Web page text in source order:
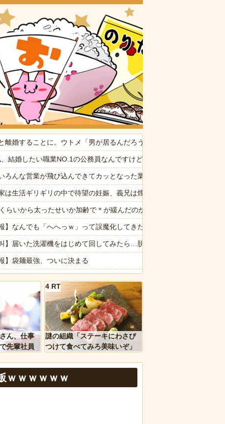
れ「病気だからって甘えるな！旦那様の為に家事をしろ！」夫が
い」
らスピーチ
ぎるwww
スの道路工事現場で発見
る日々に限界！「この時期は知育おもちゃが〜」と理想論を語り、
ｗｗ」 ほか
防総省職員数千人をウソ発見器にかける方針
ど盛りだくさん
離婚することに。ウトメ「男が居るんだろう、それで男に色々入れ
結婚したい職業NO.1の公務員なんですけど、嫁が子供連れて家出
ろんな営業が飛び込んできてカッとなった業者「うちで飼ってる犬
は生活ギリギリの中で待望の妊娠、義兄は煙草酒趣味を止めず家計
らいから太ったせいか加齢で＊が緩んだのかチョビッと漏れるように
報】なんでも「へへっｗ」って誤魔化してきたワイの末路がこちらｗｗ
叫】届いた洗濯機をはじめて回してみたら…脱水で踊り出したｗｗｗｗ
】袋麺最強、ついに決まる
サンマは少なく小さい 国の研究機関は「これまでになく厳しい年にな
← これ見たことある？野菜とかスーパーで買うじゃん
】セブンイレブン、ついに神商品を販売
朗、橋本愛との騒動で主演映画が完全白紙へｗｗｗｗｗ
事をイーティーシーってゆってる奴がいたｗｗｗｗｗｗｗ
コープにいる爺さん、隙あらば他人のカゴに商品を入れようとする
ん、仕事
先輩社員
4 RT
謎の組織「ステーキにわさび
つけて食べてみろ美味いぞ」
ｗｗｗｗｗｗ